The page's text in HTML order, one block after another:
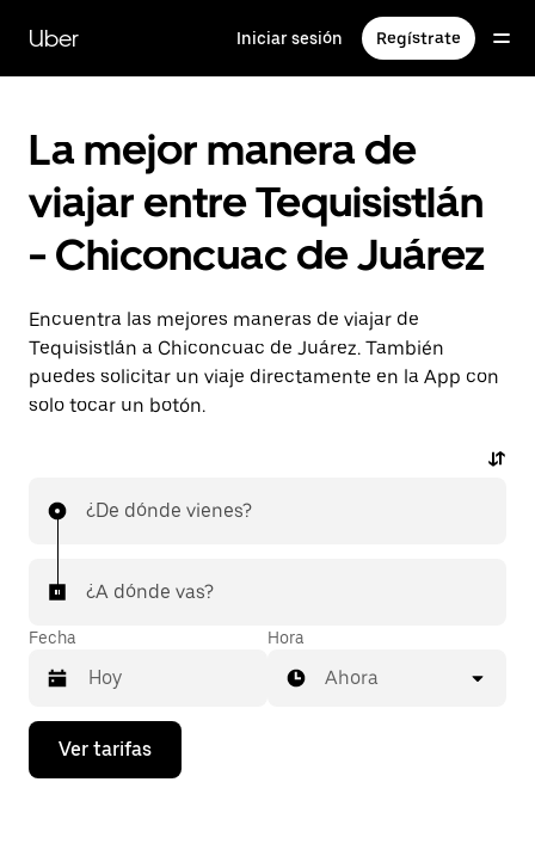
contenido
principal
Uber Iniciar sesión Regístrate
La mejor manera de
viajar entre Tequisistlán
- Chiconcuac de Juárez
Encuentra las mejores maneras de viajar de
Tequisistlán a Chiconcuac de Juárez. También
puedes solicitar un viaje directamente en la App con
solo tocar un botón.
¿De dónde vienes?
¿A dónde vas?
Fecha
Presiona
flecha
Hora
Ahora
Ver tarifas